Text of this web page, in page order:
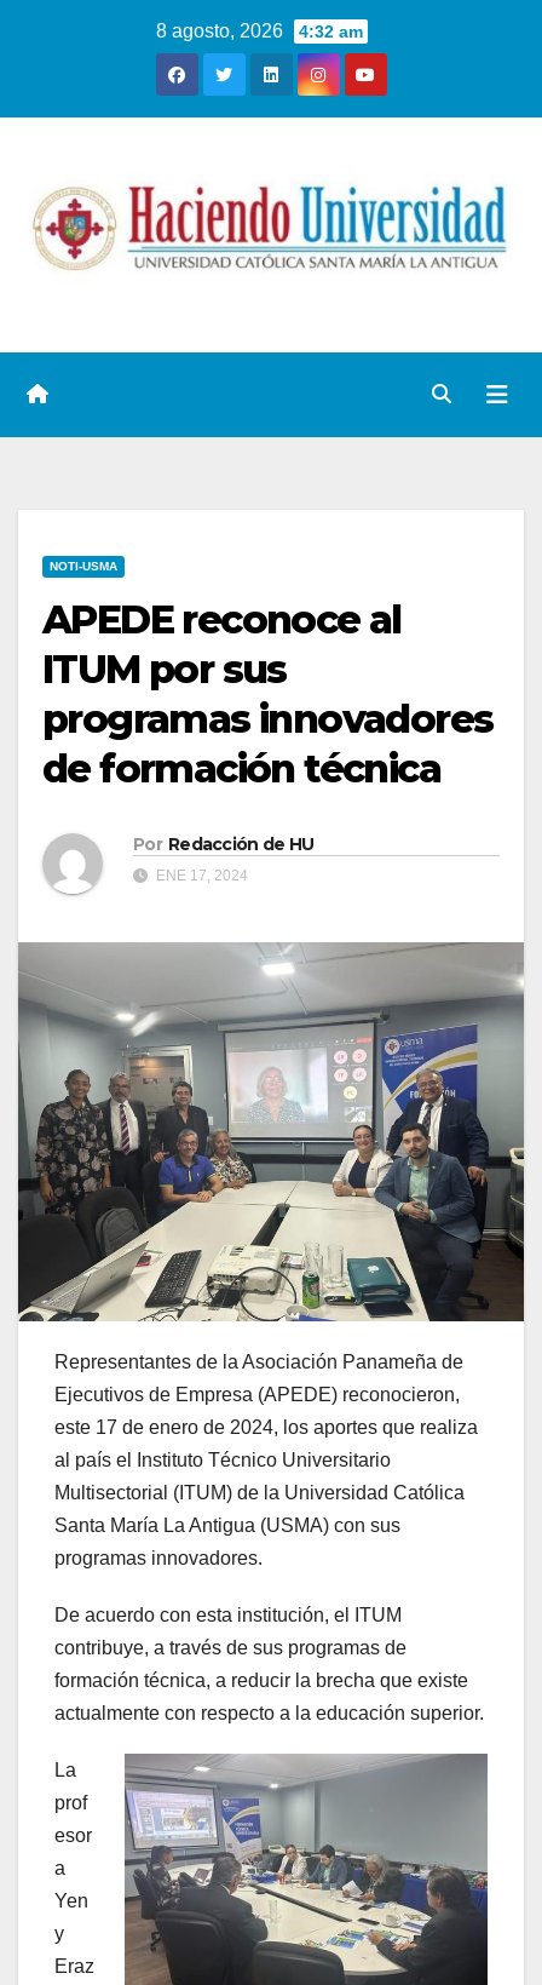
8 agosto, 2026 4:32 am
NOTI-USMA
APEDE reconoce al
ITUM por sus
programas innovadores
de formación técnica
Por Redacción de HU
ENE 17, 2024
Representantes de la Asociación Panameña de
Ejecutivos de Empresa (APEDE) reconocieron,
este 17 de enero de 2024, los aportes que realiza
al país el Instituto Técnico Universitario
Multisectorial (ITUM) de la Universidad Católica
Santa María La Antigua (USMA) con sus
programas innovadores.
De acuerdo con esta institución, el ITUM
contribuye, a través de sus programas de
formación técnica, a reducir la brecha que existe
actualmente con respecto a la educación superior.
La
prof
esor
a
Yen
y
Eraz